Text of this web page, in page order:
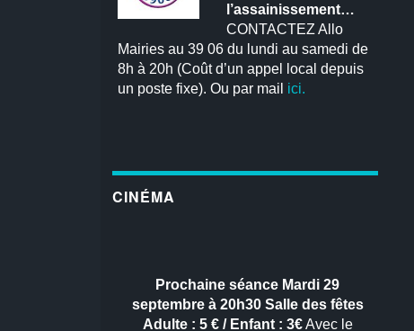
l’assainissement…
CONTACTEZ Allo
Mairies au 39 06 du lundi au samedi de
8h à 20h (Coût d’un appel local depuis
un poste fixe). Ou par mail ici.
CINÉMA
Prochaine séance Mardi 29
septembre à 20h30 Salle des fêtes
Adulte : 5 € / Enfant : 3€Avec le